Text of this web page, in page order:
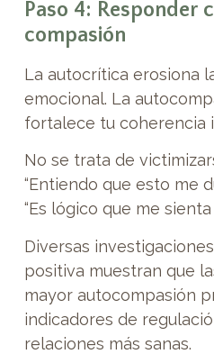
Paso 4: Responder
compasión
La autocrítica erosiona
emocional. La
fortalece tu coherencia
No se trata de
“Entiendo que esto me
“Es lógico que me sienta
Diversas
positiva muestran que
mayor autocompasión
indicadores de
relaciones más sanas.